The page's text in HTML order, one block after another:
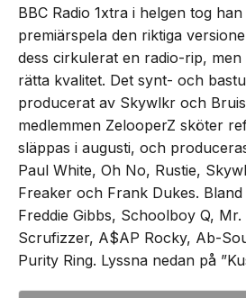
BBC Radio 1xtra i helgen tog
premiärspela den riktiga
dess cirkulerat en radio-rip,
rätta kvalitet. Det synt- och
producerat av Skywlkr och
medlemmen ZelooperZ sköter
släppas i augusti, och
Paul White, Oh No, Rustie,
Freaker och Frank Dukes.
Freddie Gibbs, Schoolboy Q,
Scrufizzer, A$AP Rocky, Ab-
Purity Ring. Lyssna nedan på